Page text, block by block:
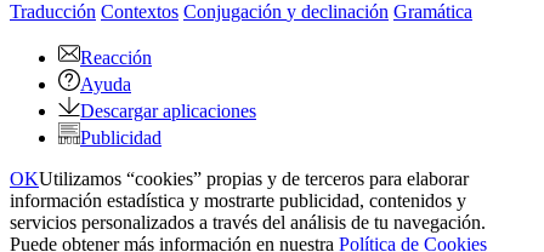
Traducción Contextos Conjugación y declinación Gramática
Reacción
Ayuda
Descargar aplicaciones
Publicidad
OKUtilizamos “cookies” propias y de terceros para elaborar
información estadística y mostrarte publicidad, contenidos y
servicios personalizados a través del análisis de tu navegación.
Puede obtener más información en nuestra Política de Cookies